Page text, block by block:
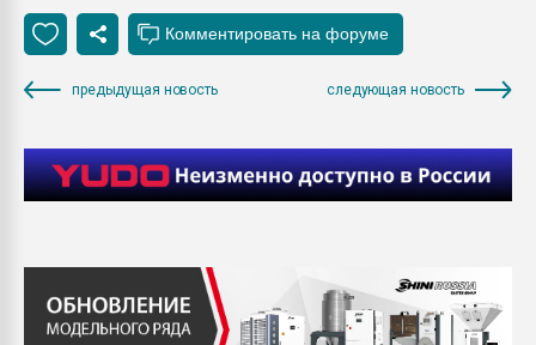
предыдущая новость следующая новость